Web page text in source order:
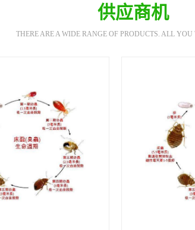
供应商机
THERE ARE A WIDE RANGE OF PRODUCTS. ALL YOU